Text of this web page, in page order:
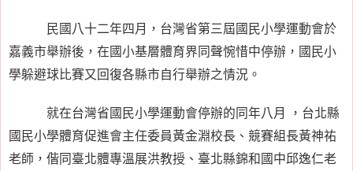
民國八十二年四月，台灣省第三屆國民小學運動會於
嘉義市舉辦後，在國小基層體育界同聲惋惜中停辦，國民小
學躲避球比賽又回復各縣市自行舉辦之情況。
就在台灣省國民小學運動會停辦的同年八月 ，台北縣
國民小學體育促進會主任委員黃金淵校長、競賽組長黃神祐
老師，偕同臺北體專溫展洪教授、臺北縣錦和國中邱逸仁老